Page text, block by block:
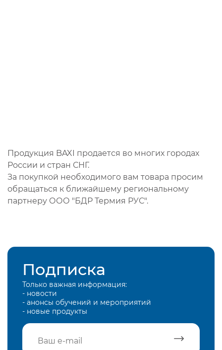
Продукция BAXI продается во многих городах
России и стран СНГ.
За покупкой необходимого вам товара просим
обращаться к ближайшему региональному
партнеру ООО "БДР Термия РУС".
Подписка
Только важная информация:
- новости
- анонсы обучений и мероприятий
- новые продукты